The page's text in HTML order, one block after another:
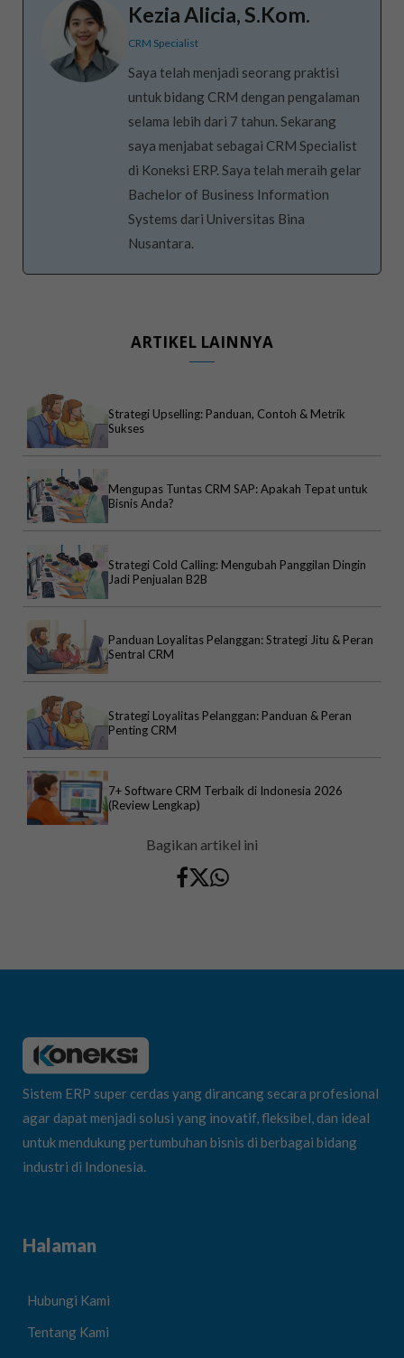
Kezia Alicia, S.Kom.
CRM Specialist
Saya telah menjadi seorang praktisi
untuk bidang CRM dengan pengalaman
selama lebih dari 7 tahun. Sekarang
saya menjabat sebagai CRM Specialist
di Koneksi ERP. Saya telah meraih gelar
Bachelor of Business Information
Systems dari Universitas Bina
Nusantara.
ARTIKEL LAINNYA
Strategi Upselling: Panduan, Contoh & Metrik
Sukses
Mengupas Tuntas CRM SAP: Apakah Tepat untuk
Bisnis Anda?
Strategi Cold Calling: Mengubah Panggilan Dingin
Jadi Penjualan B2B
Panduan Loyalitas Pelanggan: Strategi Jitu & Peran
Sentral CRM
Strategi Loyalitas Pelanggan: Panduan & Peran
Penting CRM
7+ Software CRM Terbaik di Indonesia 2026
(Review Lengkap)
Bagikan artikel ini
Sistem ERP super cerdas yang dirancang secara profesional
agar dapat menjadi solusi yang inovatif, fleksibel, dan ideal
untuk mendukung pertumbuhan bisnis di berbagai bidang
industri di Indonesia.
Halaman
Hubungi Kami
Tentang Kami